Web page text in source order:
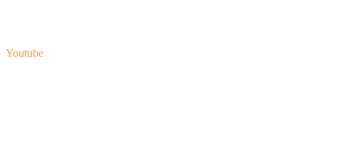
Youtube